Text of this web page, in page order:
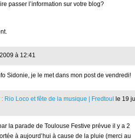
passer l’information sur votre blog?
à 12:41
Sidonie, je le met dans mon post de vendredi!
Rio Loco et fête de la musique | Fredtoul
le 19
la parade de Toulouse Festive prévue il y a 2
à aujourd’hui à cause de la pluie (merci au